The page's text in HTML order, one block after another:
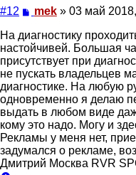
#12 Сообщение
mek» 03 май
На диагностику
настойчивей. Большая
присутствует при
не пускать владельцев
диагностике. На любую
одновременно я делаю
выдать в любом виде
кому это надо. Могу и
Рекламы у меня нет,
задумался о рекламе,
Дмитрий Москва RVR